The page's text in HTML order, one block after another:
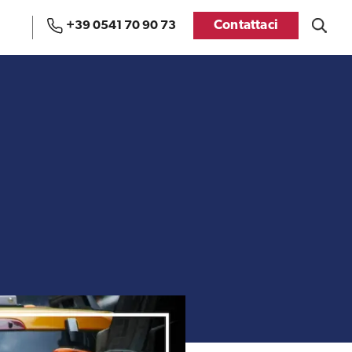
assistite da ExportUSA
Internazionalizzazione
e Accesso al Mercato
Contattaci
+39 0541 70 90 73